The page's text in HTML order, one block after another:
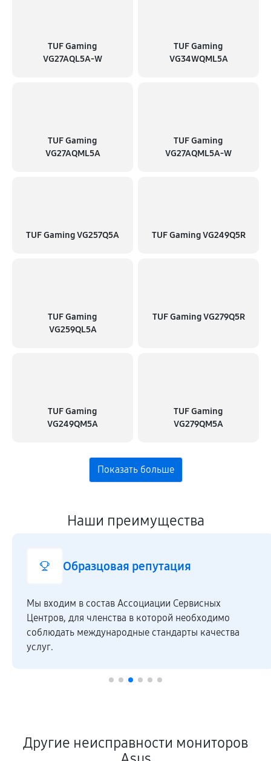
TUF Gaming
VG27AQL5A-W
TUF Gaming
VG34WQML5A
TUF Gaming
VG27AQML5A
TUF Gaming
VG27AQML5A-W
TUF Gaming VG257Q5A TUF Gaming VG249Q5R
TUF Gaming
VG259QL5A
TUF Gaming VG279Q5R
TUF Gaming
VG249QM5A
TUF Gaming
VG279QM5A
Наши преимущества
Образцовая репутация
Мы входим в состав Ассоциации Сервисных
Центров, для членства в которой необходимо
соблюдать международные стандарты качества
услуг.
Другие неисправности мониторов